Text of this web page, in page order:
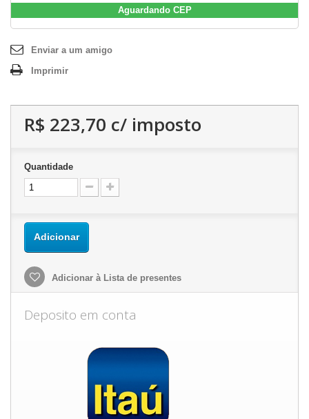
Aguardando CEP
Enviar a um amigo
Imprimir
R$ 223,70 c/ imposto
Quantidade
Adicionar
Adicionar à Lista de presentes
Deposito em conta